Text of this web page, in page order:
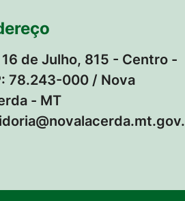
16 de Julho, 815 - Centro -
78.243-000 / Nova
- MT